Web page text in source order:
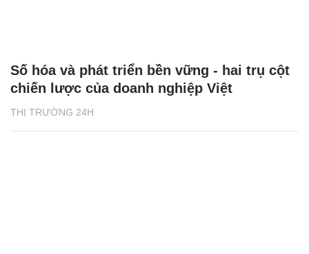
THỊ TRƯỜNG 24H
Số hóa và phát triển bền vững - hai trụ cột
chiến lược của doanh nghiệp Việt